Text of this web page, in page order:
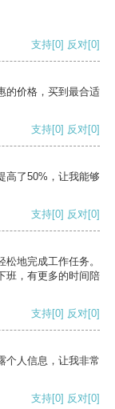
支持[0] 反对[0]
的价格，买到最合适
支持[0] 反对[0]
高了50%，让我能够
支持[0] 反对[0]
地完成工作任务。
班，有更多的时间陪
支持[0] 反对[0]
个人信息，让我非常
支持[0] 反对[0]